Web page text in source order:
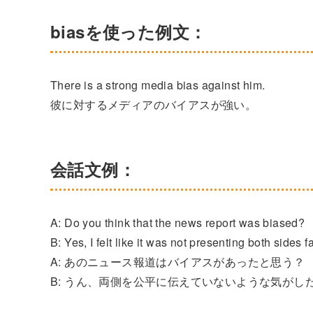
biasを使った例文：
There is a strong media bias against him.
彼に対するメディアのバイアスが強い。
会話文例：
A: Do you think that the news report was biased?
B: Yes, I felt like it was not presenting both sides
A: あのニュース報道はバイアスがあったと思う？
B: うん、両側を公平に伝えていないような気がした